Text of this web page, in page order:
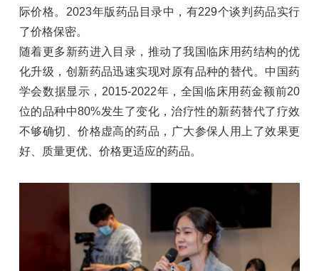
际价格。2023年版药品目录中，有229个谈判药品实行
了价格保密。
随着更多新药进入目录，推动了我国临床用药结构的优
化升级，创新药品迅速实现对原有品种的替代。中国药
学会数据显示，2015-2022年，全国临床用药金额前20
位的品种中80%发生了变化，治疗性的新药替代了疗效
不够确切、价格虚高的药品，广大参保人用上了效果更
好、质量更优、价格更适应的药品。